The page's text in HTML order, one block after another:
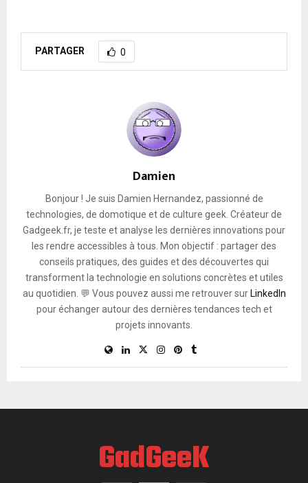
PARTAGER 0
Damien
Bonjour ! Je suis Damien Hernandez, passionné de
technologies, de domotique et de culture geek. Créateur de
Gadgeek.fr, je teste et analyse les dernières innovations pour
les rendre accessibles à tous. Mon objectif : partager des
conseils pratiques, des guides et des découvertes qui
transforment la technologie en solutions concrètes et utiles
au quotidien. 💬 Vous pouvez aussi me retrouver sur LinkedIn
pour échanger autour des dernières tendances tech et
projets innovants.
GadGeeK